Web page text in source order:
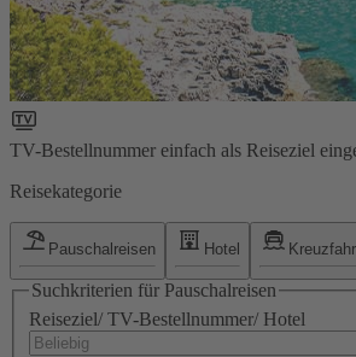
TV-Bestellnummer einfach als Reiseziel
Reisekategorie
Pauschalreisen Hotel
Suchkriterien für Pauschalreisen
Reiseziel/ TV-Bestellnummer/ Hotel